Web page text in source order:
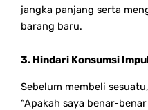
jangka panjang serta
barang baru.
3. Hindari Konsumsi
Sebelum membeli
“Apakah saya benar-